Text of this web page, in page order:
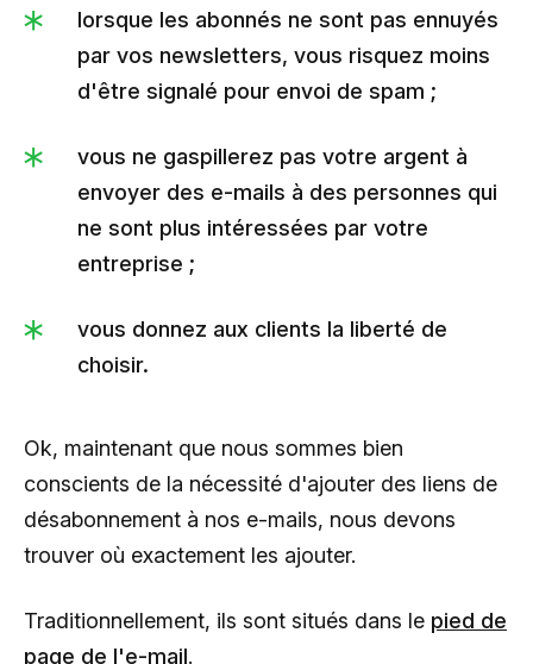
lorsque les abonnés ne sont pas ennuyés
par vos newsletters, vous risquez moins
d'être signalé pour envoi de spam ;
vous ne gaspillerez pas votre argent à
envoyer des e-mails à des personnes qui
ne sont plus intéressées par votre
entreprise ;
vous donnez aux clients la liberté de
choisir.
Ok, maintenant que nous sommes bien
conscients de la nécessité d'ajouter des liens de
désabonnement à nos e-mails, nous devons
trouver où exactement les ajouter.
Traditionnellement, ils sont situés dans le pied de
page de l'e-mail.